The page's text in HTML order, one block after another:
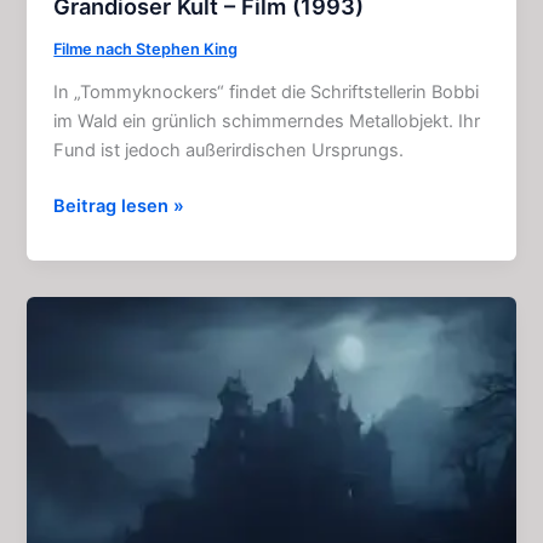
Grandioser Kult – Film (1993)
Filme nach Stephen King
In „Tommyknockers“ findet die Schriftstellerin Bobbi
im Wald ein grünlich schimmerndes Metallobjekt. Ihr
Fund ist jedoch außerirdischen Ursprungs.
Tommyknockers
Das
Monstrum:
(1993)
Beitrag lesen »